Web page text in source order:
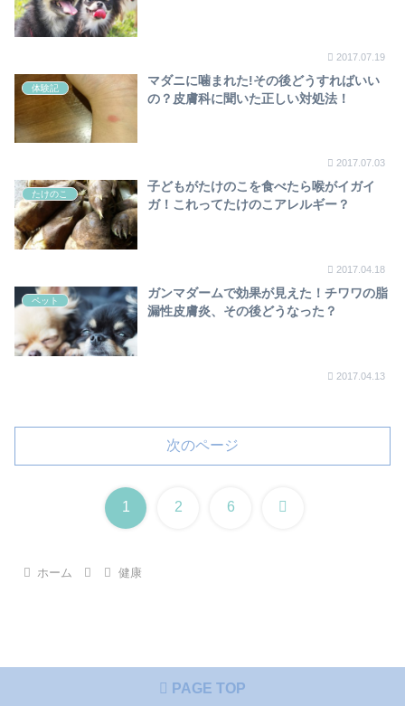
2017.07.19
体験記
マダニに噛まれた!その後どうすればいい
の？皮膚科に聞いた正しい対処法！
2017.07.03
たけのこ
子どもがたけのこを食べたら喉がイガイ
ガ！これってたけのこアレルギー？
2017.04.18
ペット
ガンマダームで効果が見えた！チワワの脂
漏性皮膚炎、その後どうなった？
2017.04.13
次のページ
1 2 6 次
ホーム 健康
PAGE TOP